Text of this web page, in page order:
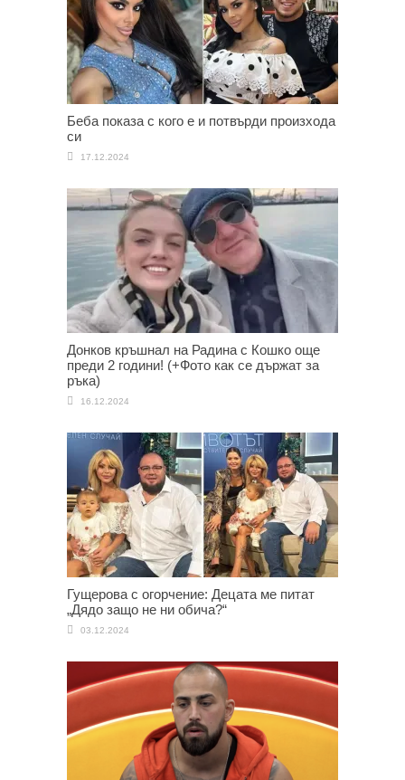
Беба показа с кого е и потвърди произхода
си
17.12.2024
Донков кръшнал на Радина с Кошко още
преди 2 години! (+Фото как се държат за
ръка)
16.12.2024
Гущерова с огорчение: Децата ме питат
„Дядо защо не ни обича?“
03.12.2024